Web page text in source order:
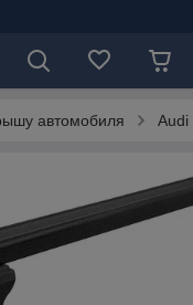
автомобиля Audi